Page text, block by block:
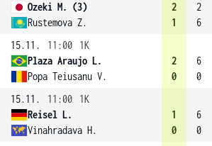
Ozeki M. (3)
Rustemova Z.
2
1
2
6
15.11.
11:00
1K
Plaza Araujo L.
Popa Teiusanu V.
2
0
6
0
15.11.
11:00
1K
Reisel L.
Vinahradava H.
1
0
6
0